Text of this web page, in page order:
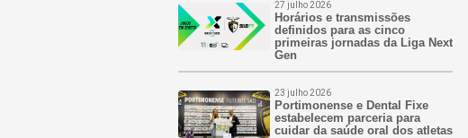
27 julho 2026
Horários e transmissões
definidos para as cinco
primeiras jornadas da Liga Next
Gen
23 julho 2026
Portimonense e Dental Fixe
estabelecem parceria para
cuidar da saúde oral dos atletas